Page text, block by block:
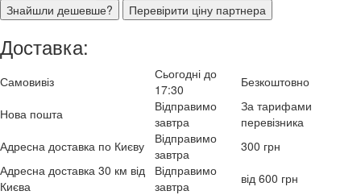
Знайшли дешевше?
Перевірити ціну партнера
Доставка:
Самовивіз
Сьогодні до
17:30
Безкоштовно
Нова пошта
Відправимо
завтра
За тарифами
перевізника
Адресна доставка по Києву
Відправимо
завтра
300 грн
Адресна доставка 30 км від
Києва
Відправимо
завтра
від 600 грн